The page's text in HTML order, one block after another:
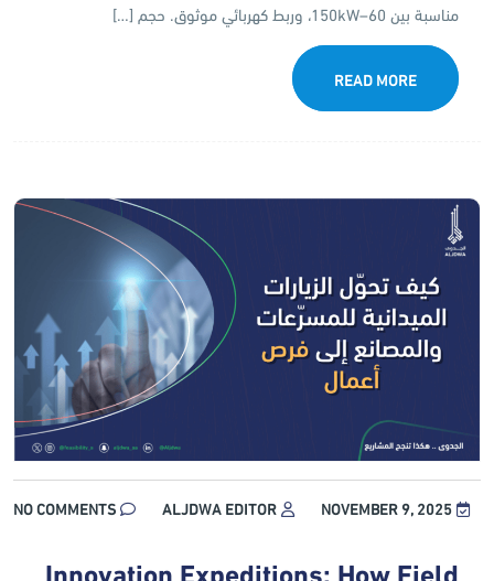
مناسبة بين 60–150kW، وربط كهربائي موثوق. حجم […]
READ MORE
NOVEMBER 9, 2025
ALJDWA EDITOR
NO COMMENTS
Innovation Expeditions: How Field